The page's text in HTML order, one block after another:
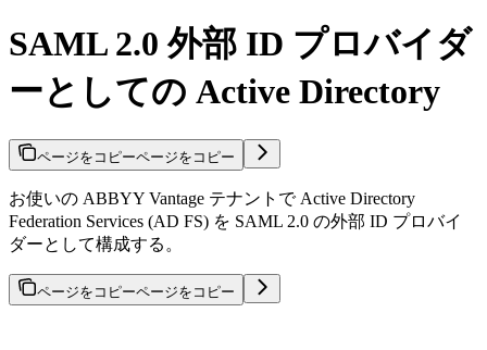
SAML 2.0 外部 ID プロバイダ
ーとしての Active Directory
ページをコピーページをコピー
お使いの ABBYY Vantage テナントで Active Directory
Federation Services (AD FS) を SAML 2.0 の外部 ID プロバイ
ダーとして構成する。
ページをコピーページをコピー